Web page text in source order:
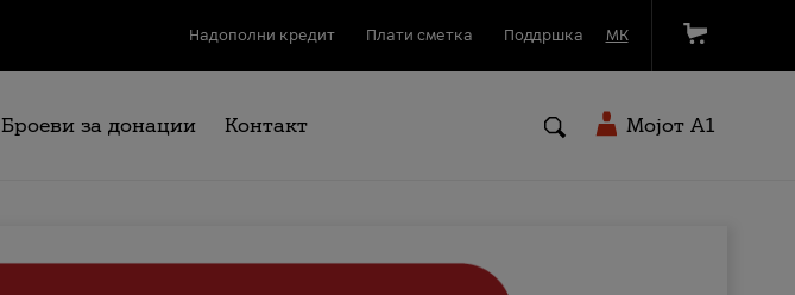
Надополни кредит Плати сметка Поддршка МК
Броеви за донации Контакт Мојот A1